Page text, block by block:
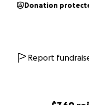
Donation
Report